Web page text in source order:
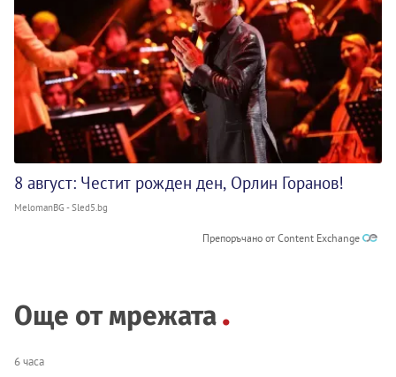
8 август: Честит рожден ден, Орлин Горанов!
MelomanBG - Sled5.bg
Препоръчано от Content Exchange
Още от мрежата
6 часа